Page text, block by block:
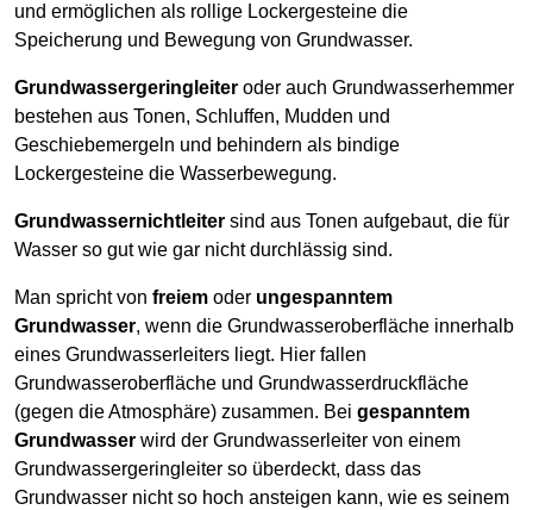
und ermöglichen als rollige Lockergesteine die
Speicherung und Bewegung von Grundwasser.
Grundwassergeringleiter oder auch Grundwasserhemmer
bestehen aus Tonen, Schluffen, Mudden und
Geschiebemergeln und behindern als bindige
Lockergesteine die Wasserbewegung.
Grundwassernichtleiter sind aus Tonen aufgebaut, die für
Wasser so gut wie gar nicht durchlässig sind.
Man spricht von freiem oder ungespanntem
Grundwasser, wenn die Grundwasseroberfläche innerhalb
eines Grundwasserleiters liegt. Hier fallen
Grundwasseroberfläche und Grundwasserdruckfläche
(gegen die Atmosphäre) zusammen. Bei gespanntem
Grundwasser wird der Grundwasserleiter von einem
Grundwassergeringleiter so überdeckt, dass das
Grundwasser nicht so hoch ansteigen kann, wie es seinem